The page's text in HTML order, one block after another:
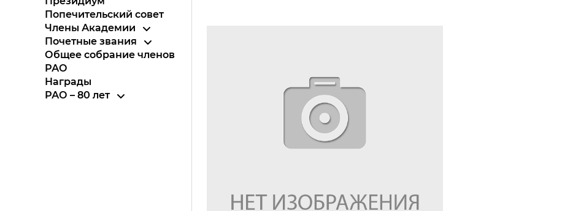
Попечительский совет
Члены Академии
Почетные звания
Общее собрание членов
РАО
Награды
РАО – 80 лет